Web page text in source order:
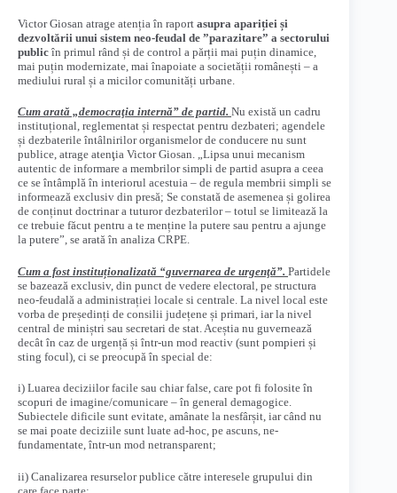
Victor Giosan atrage atenția în raport asupra apariției și
dezvoltării unui sistem neo-feudal de ”parazitare” a sectorului
public în primul rând și de control a părții mai puțin dinamice,
mai puțin modernizate, mai înapoiate a societății românești – a
mediului rural și a micilor comunități urbane.
Cum arată „democraţia internă” de partid. Nu există un cadru
instituțional, reglementat și respectat pentru dezbateri; agendele
și dezbaterile întâlnirilor organismelor de conducere nu sunt
publice, atrage atenţia Victor Giosan. „Lipsa unui mecanism
autentic de informare a membrilor simpli de partid asupra a ceea
ce se întâmplă în interiorul acestuia – de regula membrii simpli se
informează exclusiv din presă; Se constată de asemenea și golirea
de conținut doctrinar a tuturor dezbaterilor – totul se limitează la
ce trebuie făcut pentru a te menține la putere sau pentru a ajunge
la putere”, se arată în analiza CRPE.
Cum a fost instituționalizată “guvernarea de urgenţă”. Partidele
se bazează exclusiv, din punct de vedere electoral, pe structura
neo-feudală a administrației locale si centrale. La nivel local este
vorba de președinți de consilii județene și primari, iar la nivel
central de miniștri sau secretari de stat. Aceștia nu guvernează
decât în caz de urgență și într-un mod reactiv (sunt pompieri și
sting focul), ci se preocupă în special de:
i) Luarea deciziilor facile sau chiar false, care pot fi folosite în
scopuri de imagine/comunicare – în general demagogice.
Subiectele dificile sunt evitate, amânate la nesfârșit, iar când nu
se mai poate deciziile sunt luate ad-hoc, pe ascuns, ne-
fundamentate, într-un mod netransparent;
ii) Canalizarea resurselor publice către interesele grupului din